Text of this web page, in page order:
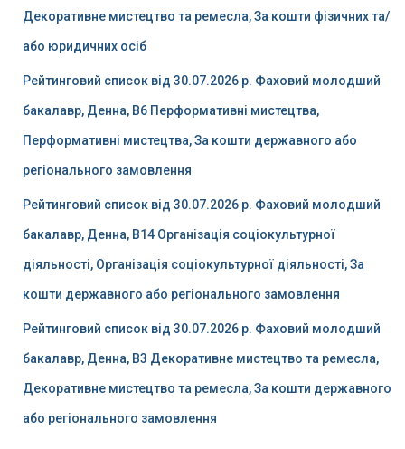
Декоративне мистецтво та ремесла, За кошти фізичних та/
або юридичних осіб
Рейтинговий список від 30.07.2026 р. Фаховий молодший
бакалавр, Денна, B6 Перформативні мистецтва,
Перформативні мистецтва, За кошти державного або
регіонального замовлення
Рейтинговий список від 30.07.2026 р. Фаховий молодший
бакалавр, Денна, B14 Організація соціокультурної
діяльності, Організація соціокультурної діяльності, За
кошти державного або регіонального замовлення
Рейтинговий список від 30.07.2026 р. Фаховий молодший
бакалавр, Денна, B3 Декоративне мистецтво та ремесла,
Декоративне мистецтво та ремесла, За кошти державного
або регіонального замовлення